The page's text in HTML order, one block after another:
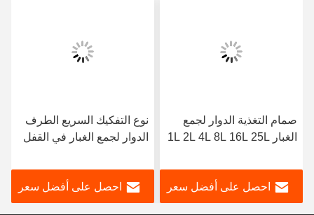
صمام التغذية الدوار لجمع
الغبار 1L 2L 4L 8L 16L 25L
احصل على أفضل سعر
نوع التفكيك السريع الطرف
الدوار لجمع الغبار في القفل
احصل على أفضل سعر